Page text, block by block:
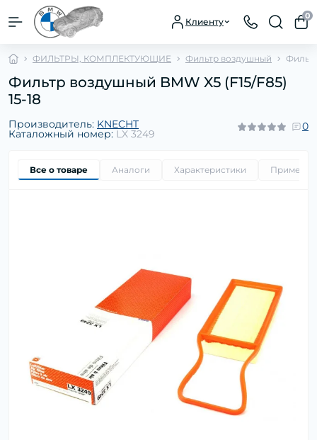
Клиенту
0
ФИЛЬТРЫ, КОМПЛЕКТУЮЩИЕ Фильтр воздушный
Фильтр воздушный BMW X5 (F15/F85)
15-18
Производитель: KNECHT
Каталожный номер: LX 3249
0
Все о товаре Аналоги Характеристики